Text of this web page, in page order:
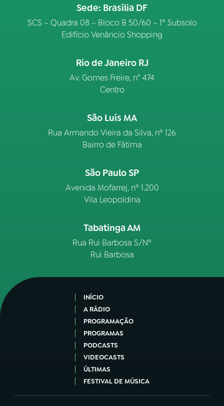
Sede: Brasília DF
SCS – Quadra 08 – Bloco B 50/60 – 1º Subsolo
Edifício Venâncio Shopping
Rio de Janeiro RJ
Av. Gomes Freire, n° 474
Centro
São Luís MA
Rua Armando Vieira da Silva, nº 126
Bairro de Fátima
São Paulo SP
Avenida Mofarrej, nº 1.200
Vila Leopoldina
Tabatinga AM
Rua Rui Barbosa S/Nº
Rui Barbosa
INÍCIO
A RÁDIO
PROGRAMAÇÃO
PROGRAMAS
PODCASTS
VIDEOCASTS
ÚLTIMAS
FESTIVAL DE MÚSICA